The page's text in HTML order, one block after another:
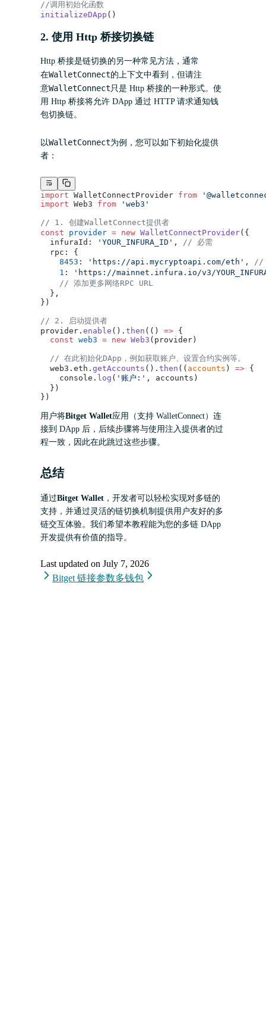
//调用初始化函数
initializeDApp ()
2. 使用 Http 桥接切换链
Http 桥接是链切换的另一种常见方法，通常
在WalletConnect的上下文中看到，但请注
意WalletConnect只是 Http 桥接的一种形式。使
用 Http 桥接将允许 DApp 通过 HTTP 请求通知钱
包切换链。
以WalletConnect为例，您可以如下初始化提供
者：
import WalletConnectProvider from
import Web3 from 'web3'
// 1. 创建WalletConnect提供者
const provider = new WalletConnectProvider({
  infuraId:
'YOUR_INFURA_ID' ,
// 必需
  rpc: {
    8453
: 'https://api.mycryptoapi.com/eth' ,
//
    1
:
'https://mainnet.infura.io/v3/
    // 添加更多网络RPC URL
  },
})
// 2. 启动提供者
provider. enable (). then (() => {
  const
web3 = new Web3 (provider)
  // 在此初始化DApp，例如获取账户、设置合约实例等。
  web3.eth.
getAccounts (). then (( accounts ) => {
    console.
log ( '账户:' , accounts)
  })
})
用户将Bitget Wallet应用（支持 WalletConnect）连
接到 DApp 后，后续步骤将与使用注入提供者的过
程一致，因此在此跳过这些步骤。
总结
通过Bitget Wallet ，开发者可以轻松实现对多链的
支持，并通过灵活的链切换机制提供用户友好的多
链交互体验。我们希望本教程能为您的多链 DApp
开发提供有价值的指导。
Last updated on July 7, 2026
Bitget 链接参数多钱包